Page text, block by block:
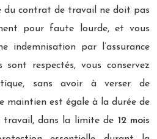
du contrat de travail ne doit pas
pour faute lourde, et vous
indemnisation par l’assurance
sont respectés, vous conservez
sans avoir à verser de
maintien est égale à la durée de
dans la limite de 12 mois